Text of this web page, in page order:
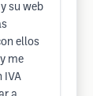
su web
ellos
me
IVA